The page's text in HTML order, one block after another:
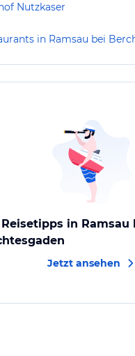
Nutzkaser
in Ramsau bei
in Ramsau
Jetzt ansehen